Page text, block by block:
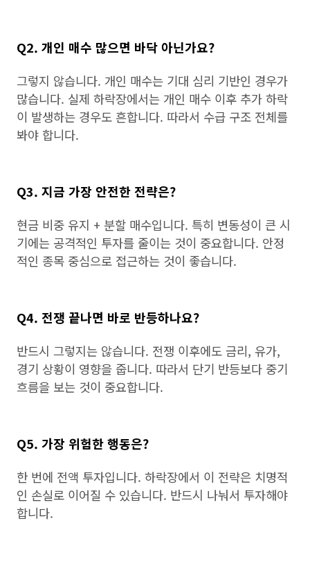
Q2. 개인 매수 많으면 바닥 아닌가요?
그렇지 않습니다. 개인 매수는 기대 심리 기반인 경우가
많습니다. 실제 하락장에서는 개인 매수 이후 추가 하락
이 발생하는 경우도 흔합니다. 따라서 수급 구조 전체를
봐야 합니다.
Q3. 지금 가장 안전한 전략은?
현금 비중 유지 + 분할 매수입니다. 특히 변동성이 큰 시
기에는 공격적인 투자를 줄이는 것이 중요합니다. 안정
적인 종목 중심으로 접근하는 것이 좋습니다.
Q4. 전쟁 끝나면 바로 반등하나요?
반드시 그렇지는 않습니다. 전쟁 이후에도 금리, 유가,
경기 상황이 영향을 줍니다. 따라서 단기 반등보다 중기
흐름을 보는 것이 중요합니다.
Q5. 가장 위험한 행동은?
한 번에 전액 투자입니다. 하락장에서 이 전략은 치명적
인 손실로 이어질 수 있습니다. 반드시 나눠서 투자해야
합니다.